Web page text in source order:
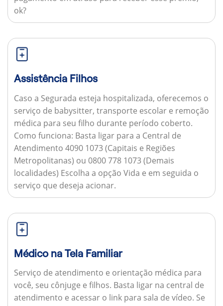
ok?
Assistência Filhos
Caso a Segurada esteja hospitalizada, oferecemos o
serviço de babysitter, transporte escolar e remoção
médica para seu filho durante período coberto.
Como funciona: Basta ligar para a Central de
Atendimento 4090 1073 (Capitais e Regiões
Metropolitanas) ou 0800 778 1073 (Demais
localidades) Escolha a opção Vida e em seguida o
serviço que deseja acionar.
Médico na Tela Familiar
Serviço de atendimento e orientação médica para
você, seu cônjuge e filhos. Basta ligar na central de
atendimento e acessar o link para sala de vídeo. Se